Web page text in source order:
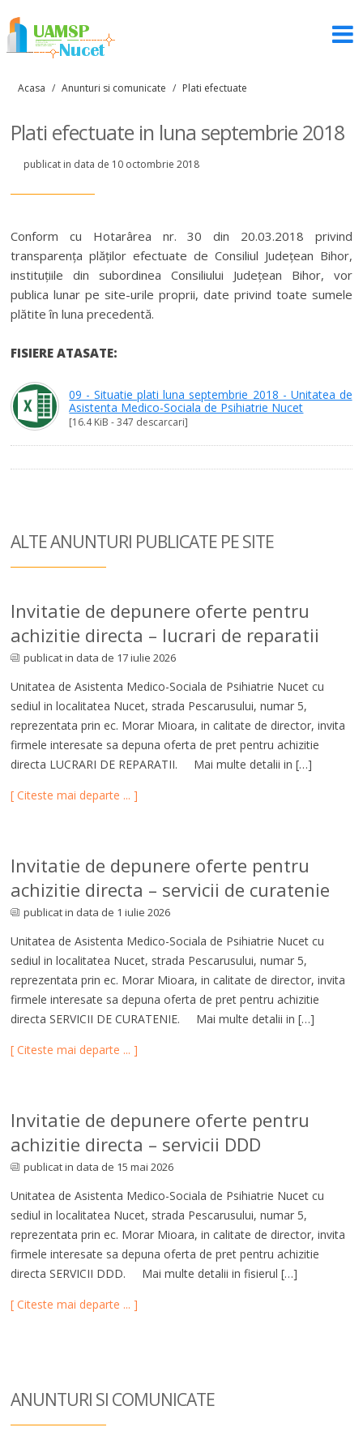
Acasa / Anunturi si comunicate / Plati efectuate
Plati efectuate in luna septembrie 2018
publicat in data de 10 octombrie 2018
Conform cu Hotarârea nr. 30 din 20.03.2018 privind
transparența plăților efectuate de Consiliul Județean Bihor,
instituțiile din subordinea Consiliului Județean Bihor, vor
publica lunar pe site-urile proprii, date privind toate sumele
plătite în luna precedentă.
FISIERE ATASATE:
09 - Situatie plati luna septembrie 2018 - Unitatea de
Asistenta Medico-Sociala de Psihiatrie Nucet
[16.4 KiB - 347 descarcari]
ALTE ANUNTURI PUBLICATE PE SITE
Invitatie de depunere oferte pentru
achizitie directa – lucrari de reparatii
publicat in data de 17 iulie 2026
Unitatea de Asistenta Medico-Sociala de Psihiatrie Nucet cu
sediul in localitatea Nucet, strada Pescarusului, numar 5,
reprezentata prin ec. Morar Mioara, in calitate de director, invita
firmele interesate sa depuna oferta de pret pentru achizitie
directa LUCRARI DE REPARATII. Mai multe detalii in […]
[ Citeste mai departe ... ]
Invitatie de depunere oferte pentru
achizitie directa – servicii de curatenie
publicat in data de 1 iulie 2026
Unitatea de Asistenta Medico-Sociala de Psihiatrie Nucet cu
sediul in localitatea Nucet, strada Pescarusului, numar 5,
reprezentata prin ec. Morar Mioara, in calitate de director, invita
firmele interesate sa depuna oferta de pret pentru achizitie
directa SERVICII DE CURATENIE. Mai multe detalii in […]
[ Citeste mai departe ... ]
Invitatie de depunere oferte pentru
achizitie directa – servicii DDD
publicat in data de 15 mai 2026
Unitatea de Asistenta Medico-Sociala de Psihiatrie Nucet cu
sediul in localitatea Nucet, strada Pescarusului, numar 5,
reprezentata prin ec. Morar Mioara, in calitate de director, invita
firmele interesate sa depuna oferta de pret pentru achizitie
directa SERVICII DDD. Mai multe detalii in fisierul […]
[ Citeste mai departe ... ]
ANUNTURI SI COMUNICATE